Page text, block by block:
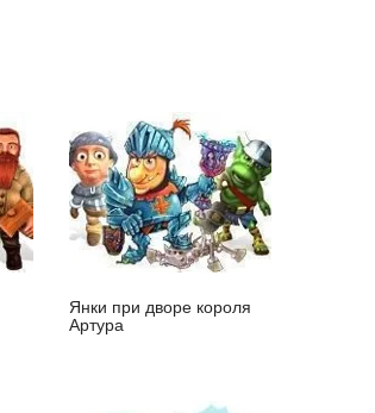
Янки при дворе короля
Артура